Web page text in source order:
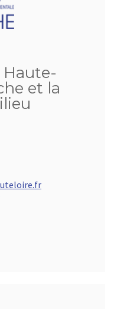
Haute-
et la